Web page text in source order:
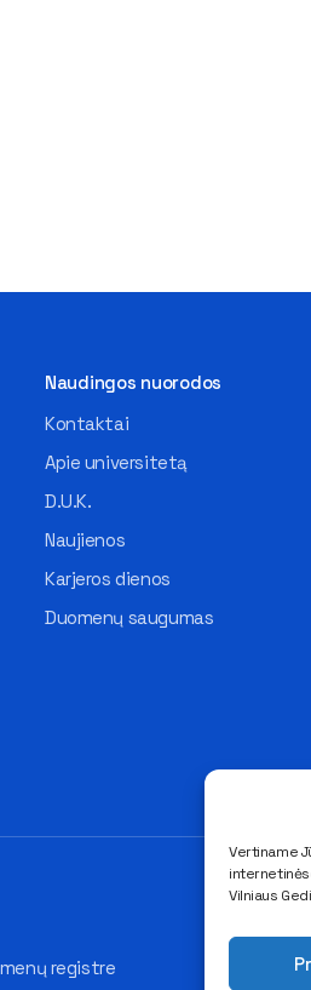
Vertiname
Vilniaus
Naudingos nuorodos
Kontaktai
Apie universitetą
D.U.K.
Naujienos
Karjeros dienos
Duomenų saugumas
registre